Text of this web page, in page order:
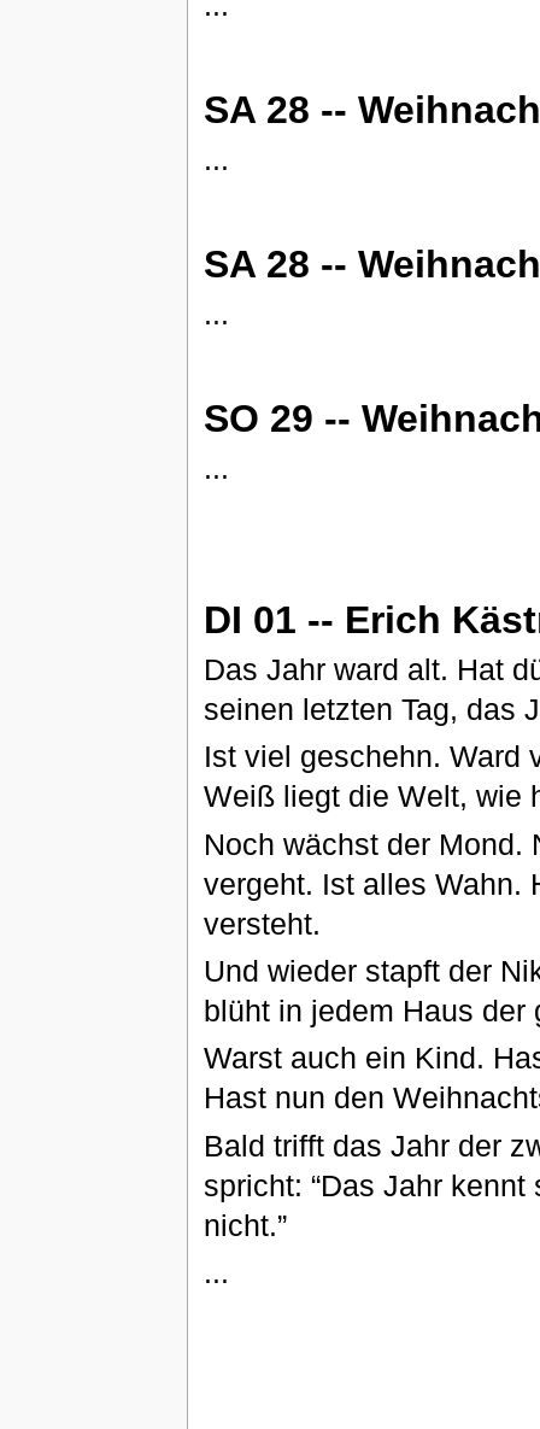
SA 28 --
...
SA 28 --
...
SO 29 --
...
DI 01 -- Erich
Das Jahr ward alt. Hat
seinen letzten Tag, das
Ist viel geschehn. Ward
Weiß liegt die Welt, wie
Noch wächst der Mond.
vergeht. Ist alles Wahn.
versteht.
Und wieder stapft der
blüht in jedem Haus der
Warst auch ein Kind.
Hast nun den
Bald trifft das Jahr der
spricht: “Das Jahr
nicht.”
...